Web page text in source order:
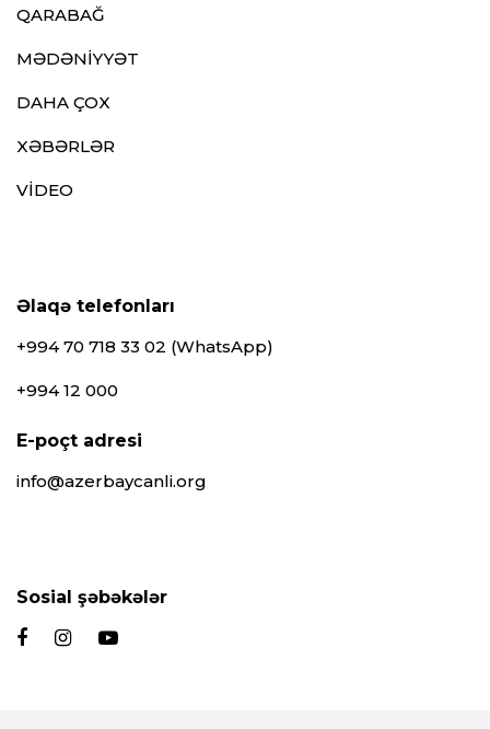
QARABAĞ
MƏDƏNİYYƏT
DAHA ÇOX
XƏBƏRLƏR
VİDEO
Əlaqə telefonları
+994 70 718 33 02 (WhatsApp)
+994 12 000
E-poçt adresi
info@azerbaycanli.org
Sosial şəbəkələr